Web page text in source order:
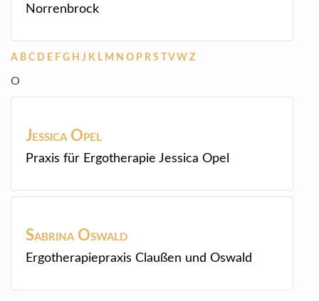
Norrenbrock
A B C D E F G H J K L M N O P R S TV W Z
O
Jessica Opel
Praxis für Ergotherapie Jessica Opel
Sabrina Oswald
Ergotherapiepraxis Claußen und Oswald